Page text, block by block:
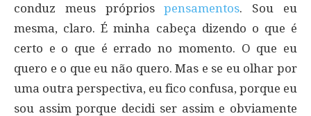
conduz meus própriospensamentos. Sou eu
mesma, claro. É minha cabeça dizendo o que é
certo e o que é errado no momento. O que eu
quero e o que eu não quero. Mas e se eu olhar por
uma outra perspectiva, eu fico confusa, porque eu
sou assim porque decidi ser assim e obviamente